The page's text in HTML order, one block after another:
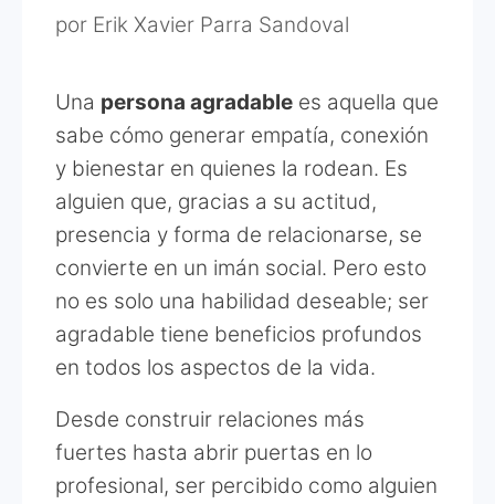
por Erik Xavier Parra Sandoval
Una persona agradable es aquella que
sabe cómo generar empatía, conexión
y bienestar en quienes la rodean. Es
alguien que, gracias a su actitud,
presencia y forma de relacionarse, se
convierte en un imán social. Pero esto
no es solo una habilidad deseable; ser
agradable tiene beneficios profundos
en todos los aspectos de la vida.
Desde construir relaciones más
fuertes hasta abrir puertas en lo
profesional, ser percibido como alguien